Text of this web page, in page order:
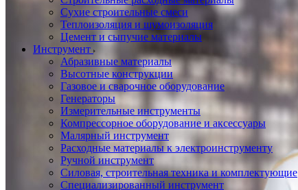
Сухие строительные смеси
Теплоизоляция и шумоизоляция
Цемент и сыпучие материалы
Инструмент
Абразивные материалы
Высотные конструкции
Газовое и сварочное оборудование
Генераторы
Измерительные инструменты
Компрессорное оборудование и аксессуары
Малярный инструмент
Расходные материалы к электроинструменту
Ручной инструмент
Силовая, строительная техника и комплектующие
Специализированный инструмент